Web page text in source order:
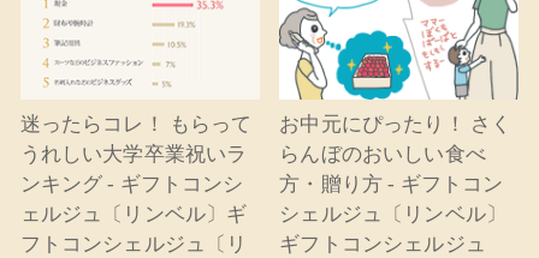
迷ったらコレ！ もらって
うれしい大学卒業祝いラ
ンキング - ギフトコンシ
ェルジュ〔リンベル〕ギ
フトコンシェルジュ〔リ
お中元にぴったり！ さく
らんぼのおいしい食べ
方・贈り方 - ギフトコン
シェルジュ〔リンベル〕
ギフトコンシェルジュ